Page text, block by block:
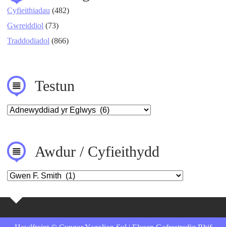
Cyfieithiadau (482)
Gwreiddiol (73)
Traddodiadol (866)
Testun
Awdur / Cyfieithydd